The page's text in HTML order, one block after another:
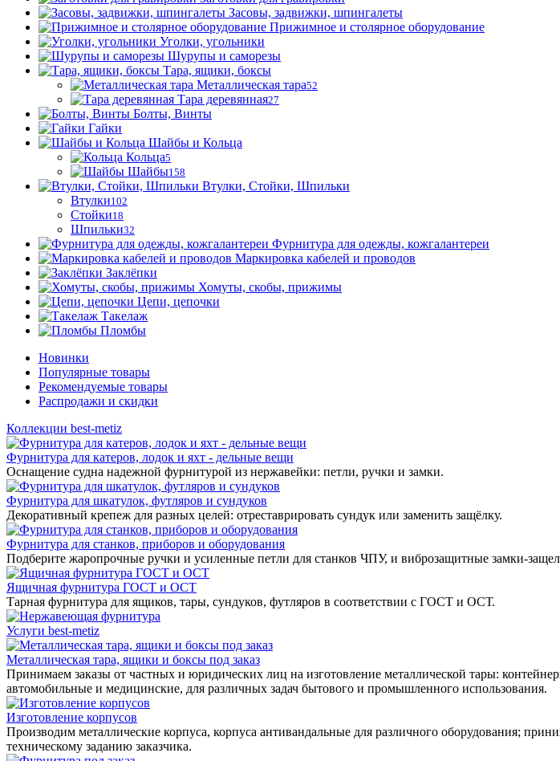
Засовы, задвижки, шпингалеты
Прижимное и столярное оборудование
Уголки, угольники
Шурупы и саморезы
Тара, ящики, боксы
Металлическая тара52
Тара деревянная27
Болты, Винты
Гайки
Шайбы и Кольца
Кольца5
Шайбы158
Втулки, Стойки, Шпильки
Втулки102
Стойки18
Шпильки32
Фурнитура для одежды, кожгалантереи
Маркировка кабелей и проводов
Заклёпки
Хомуты, скобы, прижимы
Цепи, цепочки
Такелаж
Пломбы
Новинки
Популярные товары
Рекомендуемые товары
Распродажи и скидки
Коллекции best-metiz
Фурнитура для катеров, лодок и яхт - дельные вещи
Оснащение судна надежной фурнитурой из нержавейки: петли, ручки и замки.
Фурнитура для шкатулок, футляров и сундуков
Декоративный крепеж для разных целей: отреставрировать сундук или заменить защёлку.
Фурнитура для станков, приборов и оборудования
Подберите жаропрочные ручки и усиленные петли для станков ЧПУ, и виброзащитные замки-
Ящичная фурнитура ГОСТ и ОСТ
Тарная фурнитура для ящиков, тары, сундуков, футляров в соответствии с ГОСТ и ОСТ.
Услуги best-metiz
Металлическая тара, ящики и боксы под заказ
Принимаем заказы от частных и юридических лиц на изготовление металлической тары:
автомобильные и медицинские, для различных задач бытового и промышленного использования.
Изготовление корпусов
Производим металлические корпуса, корпуса антивандальные для различного оборудования;
техническому заданию заказчика.